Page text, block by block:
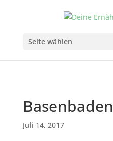
Seite wählen
Basenbaden
Juli 14, 2017